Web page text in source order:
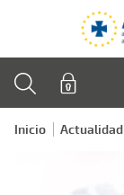
Inicio Actualidad